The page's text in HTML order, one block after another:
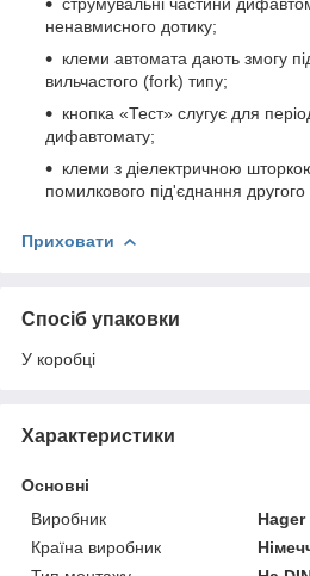
ненавмисного дотику;
клеми автомата дають змогу
вильчастого (fork) типу;
кнопка «Тест» слугує для
дифавтомату;
клеми з діелектричною
помилкового під'єднання другого
Приховати
Спосіб упаковки
У коробці
Характеристики
Основні
Виробник
Hager
Країна виробник